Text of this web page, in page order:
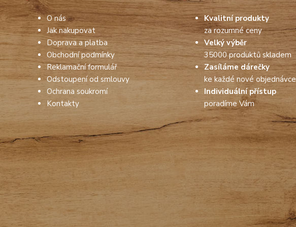
O nás
Jak nakupovat
Doprava a platba
Obchodní podmínky
Reklamační formulář
Odstoupení od smlouvy
Ochrana soukromí
Kontakty
Kvalitní produkty
za rozumné ceny
Velký výběr
35000 produktů skladem
Zasíláme dárečky
ke každé nové objednávce
Individuální přístup
poradíme Vám